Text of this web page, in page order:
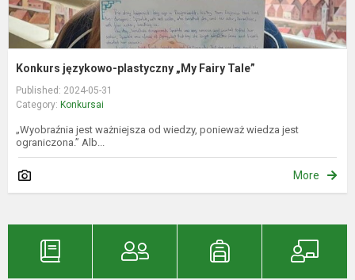
Konkurs językowo-plastyczny „My Fairy Tale”
Published: 2024-05-31
Category: Konkursai
„Wyobraźnia jest ważniejsza od wiedzy, ponieważ wiedza jest
ograniczona.” Alb...
More